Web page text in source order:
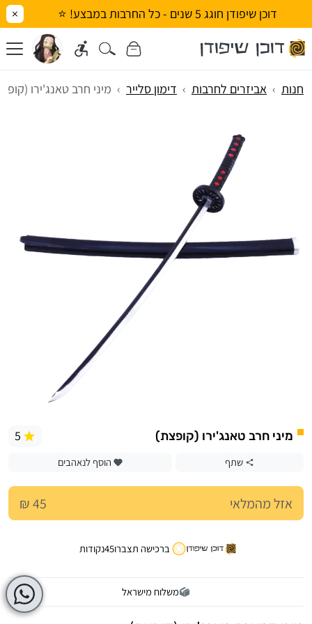
דוכן שיפודן חוגג 5 שנים - כל החרבות במבצע! ⭐ ×
חנות אביזרים לחרבות דימון סלייר מיני חרב טאנג'ירו
מיני חרב טאנג'ירו (קופצת) 5
שתף הוסף לנאהבים
אזל מהמלאי 45 ₪
ברכישה תצברו45נקודות
משלוח מישראל